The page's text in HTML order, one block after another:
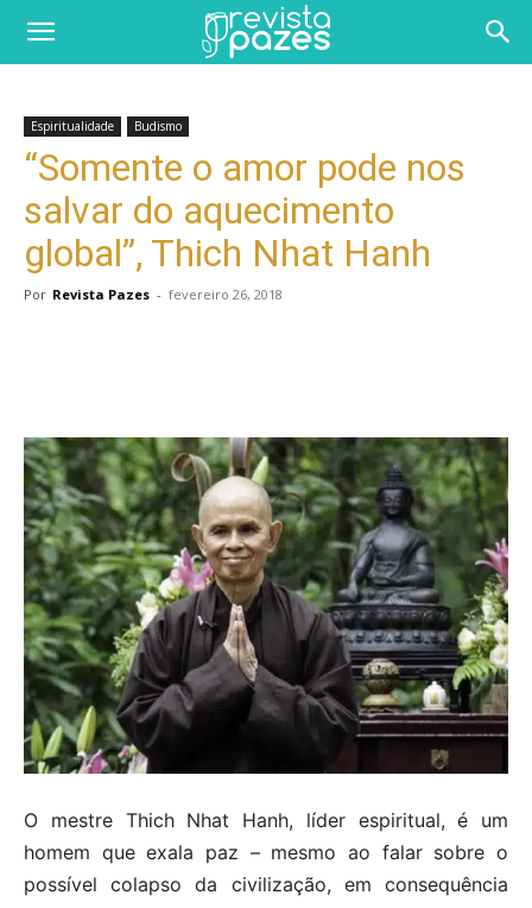
Espiritualidade Budismo
“Somente o amor pode nos
salvar do aquecimento
global”, Thich Nhat Hanh
Por Revista Pazes - fevereiro 26, 2018
O mestre Thich Nhat Hanh, líder espiritual, é um
homem que exala paz – mesmo ao falar sobre o
possível colapso da civilização, em consequência